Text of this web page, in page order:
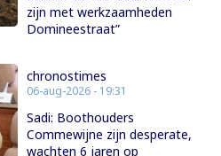
zijn met werkzaamheden
Domineestraat”
chronostimes
06-aug-2026 - 19:31
Sadi: Boothouders
Commewijne zijn desperate,
wachten 6 jaren op